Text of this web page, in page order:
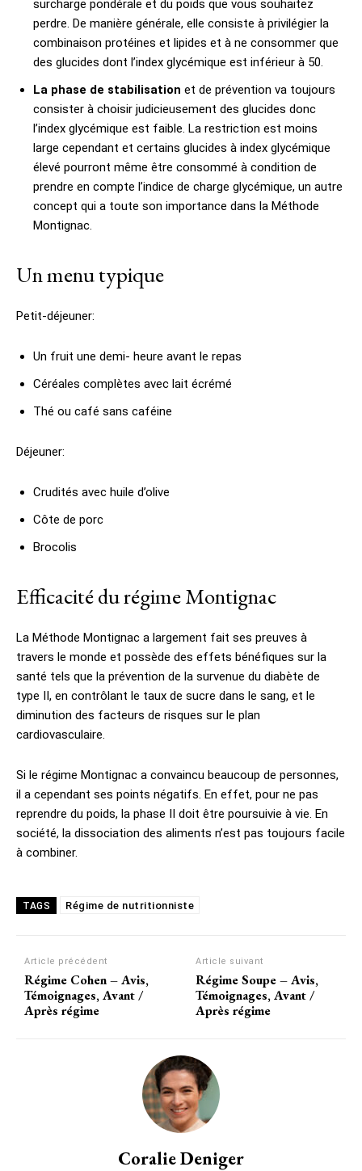
surcharge pondérale et du poids que vous souhaitez
perdre. De manière générale, elle consiste à privilégier la
combinaison protéines et lipides et à ne consommer que
des glucides dont l’index glycémique est inférieur à 50.
La phase de stabilisation et de prévention va toujours
consister à choisir judicieusement des glucides donc
l’index glycémique est faible. La restriction est moins
large cependant et certains glucides à index glycémique
élevé pourront même être consommé à condition de
prendre en compte l’indice de charge glycémique, un autre
concept qui a toute son importance dans la Méthode
Montignac.
Un menu typique
Petit-déjeuner:
Un fruit une demi- heure avant le repas
Céréales complètes avec lait écrémé
Thé ou café sans caféine
Déjeuner:
Crudités avec huile d’olive
Côte de porc
Brocolis
Efficacité du régime Montignac
La Méthode Montignac a largement fait ses preuves à
travers le monde et possède des effets bénéfiques sur la
santé tels que la prévention de la survenue du diabète de
type II, en contrôlant le taux de sucre dans le sang, et le
diminution des facteurs de risques sur le plan
cardiovasculaire.
Si le régime Montignac a convaincu beaucoup de personnes,
il a cependant ses points négatifs. En effet, pour ne pas
reprendre du poids, la phase II doit être poursuivie à vie. En
société, la dissociation des aliments n’est pas toujours facile
à combiner.
TAGS Régime de nutritionniste
Article précédent
Régime Cohen – Avis,
Témoignages, Avant /
Après régime
Article suivant
Régime Soupe – Avis,
Témoignages, Avant /
Après régime
Coralie Deniger